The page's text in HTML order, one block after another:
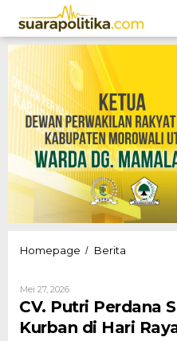
konten
Homepage / Berita
Tujuh
Sapi
Kurban
Mei 27, 2026Oleh
Hendly
Mangkali
CV. Putri Perdana
Kurban di Hari